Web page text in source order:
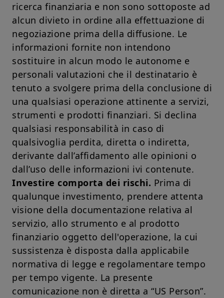
ricerca finanziaria e non sono sottoposte ad
alcun divieto in ordine alla effettuazione di
negoziazione prima della diffusione. Le
informazioni fornite non intendono
sostituire in alcun modo le autonome e
personali valutazioni che il destinatario è
tenuto a svolgere prima della conclusione di
una qualsiasi operazione attinente a servizi,
strumenti e prodotti finanziari. Si declina
qualsiasi responsabilità in caso di
qualsivoglia perdita, diretta o indiretta,
derivante dall’affidamento alle opinioni o
dall’uso delle informazioni ivi contenute.
Investire comporta dei rischi. Prima di
qualunque investimento, prendere attenta
visione della documentazione relativa al
servizio, allo strumento e al prodotto
finanziario oggetto dell'operazione, la cui
sussistenza è disposta dalla applicabile
normativa di legge e regolamentare tempo
per tempo vigente. La presente
comunicazione non è diretta a “US Person”.